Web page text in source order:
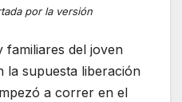
por la versión
familiares del joven
la supuesta liberación
a correr en el